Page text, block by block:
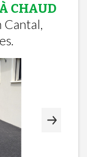
CHAUD
Cantal,